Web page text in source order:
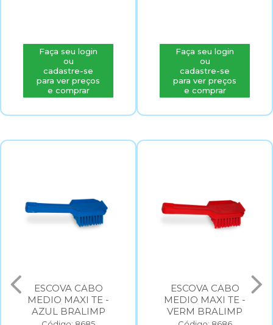
Faça seu login
ou
cadastre-se
para ver preços
e comprar
Faça seu login
ou
cadastre-se
para ver preços
e comprar
ESCOVA CABO
MEDIO MAXI TE -
AZUL BRALIMP
ESCOVA CABO
MEDIO MAXI TE -
VERM BRALIMP